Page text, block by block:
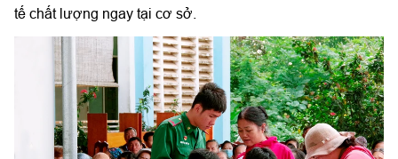
tế chất lượng ngay tại cơ sở.